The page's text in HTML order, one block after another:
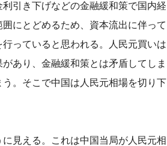
引き下げなどの金融緩和策で国内経
にとどめるため、資本流出に伴って
っていると思われる。人民元買いは
あり、金融緩和策とは矛盾してしま
。そこで中国は人民元相場を切り下
見える。これは中国当局が人民元相